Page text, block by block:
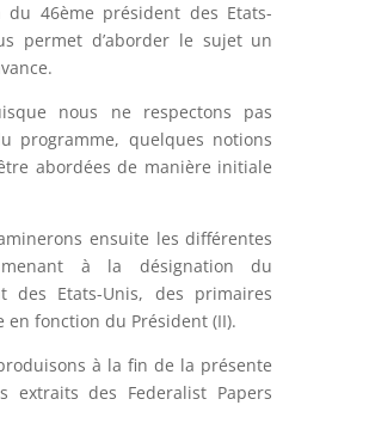
du 46ème président des Etats-
permet d’aborder le sujet un
nous ne respectons pas
programme, quelques notions
abordées de manière initiale
ensuite les différentes
à la désignation du
des Etats-Unis, des primaires
en fonction du Président (II).
à la fin de la présente
extraits des Federalist Papers